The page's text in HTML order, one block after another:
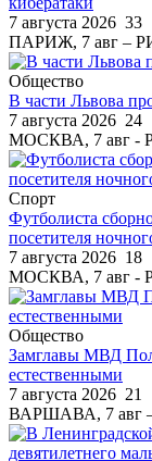
7 августа 2026 33
ПАРИЖ, 7 авг –
Общество
В части Львова
7 августа 2026 24
МОСКВА, 7 авг -
Спорт
Футболиста
посетителя
7 августа 2026 18
МОСКВА, 7 авг -
Общество
Замглавы МВД
естественными
7 августа 2026 21
ВАРШАВА, 7 авг